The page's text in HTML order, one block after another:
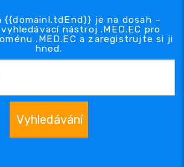
{{domainl.tdEnd}} je na dosah –
nástroj .MED.EC pro
.MED.EC a zaregistrujte si ji
hned.
Vyhledávání